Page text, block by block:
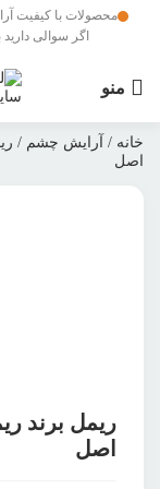
محصولات با کیفیت
اگر سوالی
منو
خانه / آرایش چشم /
اصل
اصل